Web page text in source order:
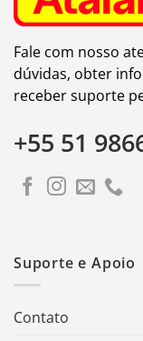
Fale com nosso
dúvidas, obter
receber suporte
+55 51
Suporte e Apoio
Contato